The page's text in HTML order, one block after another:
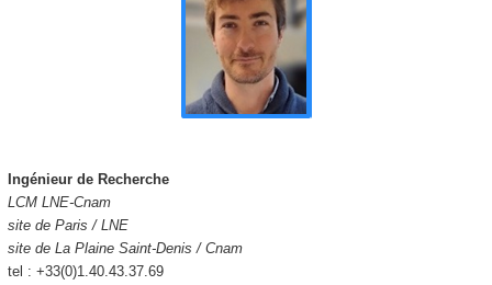
Ingénieur de Recherche
LCM LNE-Cnam
site de Paris / LNE
site de La Plaine Saint-Denis / Cnam
tel : +33(0)1.40.43.37.69